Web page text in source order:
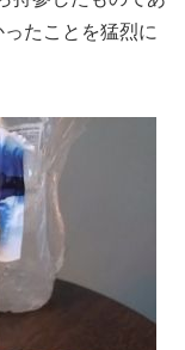
たことを猛烈に